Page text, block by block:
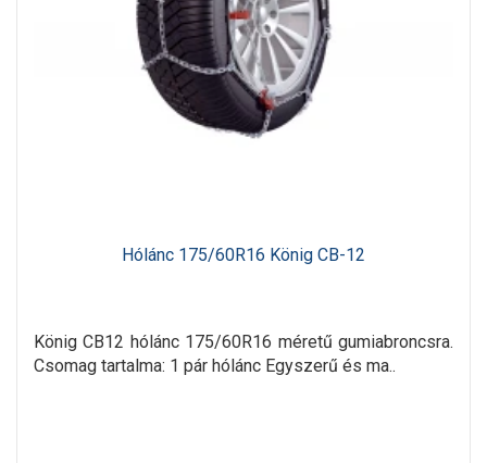
Hólánc 175/60R16 König CB-12
König CB12 hólánc 175/60R16 méretű gumiabroncsra.
Csomag tartalma: 1 pár hólánc Egyszerű és ma..